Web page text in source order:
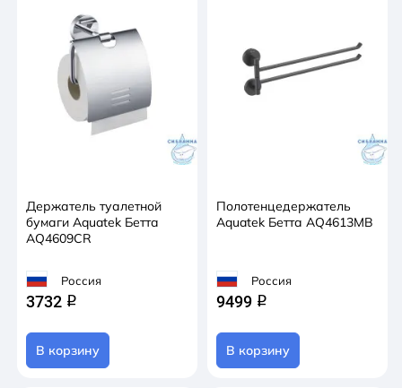
Держатель туалетной
бумаги Aquatek Бетта
AQ4609CR
Россия
3732 q
В корзину
Полотенцедержатель
Aquatek Бетта AQ4613MB
Россия
9499 q
В корзину